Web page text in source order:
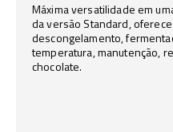
Máxima versatilidade em
da versão Standard,
descongelamento,
temperatura, manutenção,
chocolate.